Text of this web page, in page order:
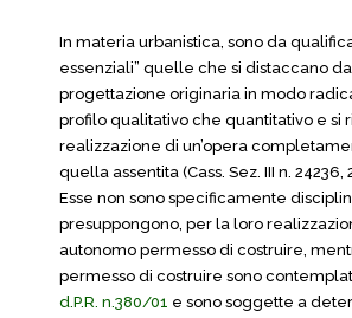
In materia urbanistica, sono da
essenziali” quelle che si distaccano
progettazione originaria in modo
profilo qualitativo che quantitativo e si
realizzazione di un’opera
quella assentita (Cass. Sez. III n.
Esse non sono specificamente
presuppongono, per la loro
autonomo permesso di costruire,
permesso di costruire sono
d.P.R. n.380/01 e sono soggette a